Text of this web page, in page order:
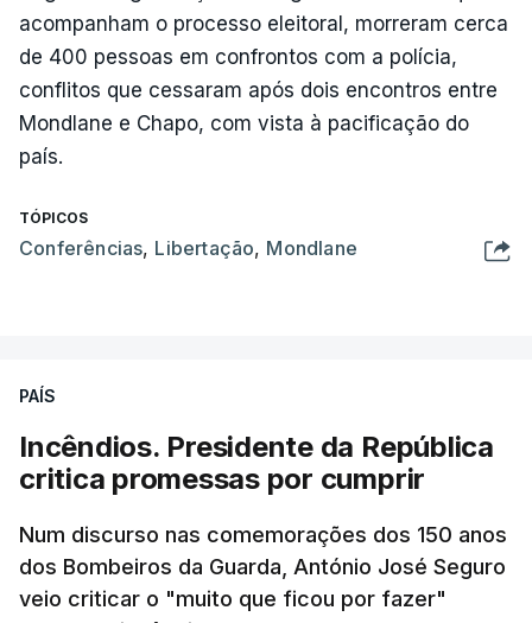
acompanham o processo eleitoral, morreram cerca
de 400 pessoas em confrontos com a polícia,
conflitos que cessaram após dois encontros entre
Mondlane e Chapo, com vista à pacificação do
país.
TÓPICOS
Conferências, Libertação, Mondlane
PAÍS
Incêndios. Presidente da República
critica promessas por cumprir
Num discurso nas comemorações dos 150 anos
dos Bombeiros da Guarda, António José Seguro
veio criticar o "muito que ficou por fazer"